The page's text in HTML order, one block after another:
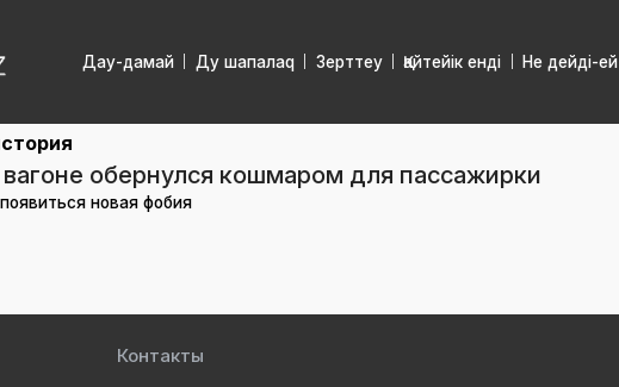
Дау-дамай Ду шапалаq Зерттеу Қайтейік енді Не дейді-ей
вагоне обернулся кошмаром для пассажирки
новая фобия
Контакты